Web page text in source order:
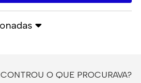
O QUE PROCURAVA?